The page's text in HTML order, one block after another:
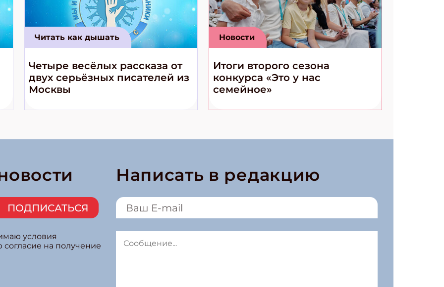
Читать как дышать
Четыре весёлых рассказа от
двух серьёзных писателей из
Москвы
Новости
Итоги второго сезона
конкурса «Это у нас
семейное»
ПОДПИСАТЬСЯ
условия
согласие на получение
Написать в редакцию